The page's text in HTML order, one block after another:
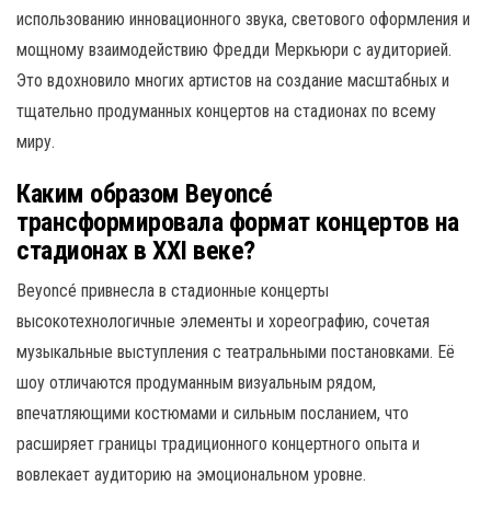
использованию инновационного звука, светового оформления и
мощному взаимодействию Фредди Меркьюри с аудиторией.
Это вдохновило многих артистов на создание масштабных и
тщательно продуманных концертов на стадионах по всему
миру.
Каким образом Beyoncé
трансформировала формат концертов на
стадионах в XXI веке?
Beyoncé привнесла в стадионные концерты
высокотехнологичные элементы и хореографию, сочетая
музыкальные выступления с театральными постановками. Её
шоу отличаются продуманным визуальным рядом,
впечатляющими костюмами и сильным посланием, что
расширяет границы традиционного концертного опыта и
вовлекает аудиторию на эмоциональном уровне.